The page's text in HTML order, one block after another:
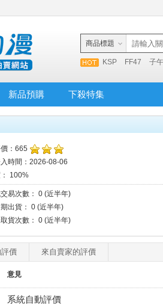
商品標題
KSP FF47 子
新品預購 下殺特集
：665
時間：2026-08-06
100%
易次數： 0 (近半年)
出貨： 0 (近半年)
貨次數： 0 (近半年)
價 來自賣家的評價
意見
系統自動評價